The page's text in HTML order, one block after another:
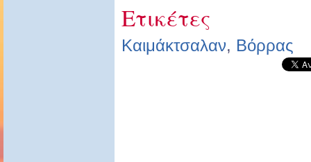
Ετικέτες
Καιμάκτσαλαν, Βόρρας